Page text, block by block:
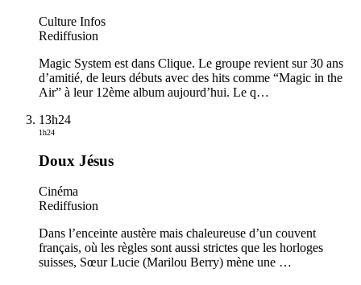
Culture Infos
Rediffusion
Magic System est dans Clique. Le groupe revient sur 30 ans
d’amitié, de leurs débuts avec des hits comme “Magic in the
Air” à leur 12ème album aujourd’hui. Le q…
13h24
1h24
Doux Jésus
Cinéma
Rediffusion
Dans l’enceinte austère mais chaleureuse d’un couvent
français, où les règles sont aussi strictes que les horloges
suisses, Sœur Lucie (Marilou Berry) mène une …